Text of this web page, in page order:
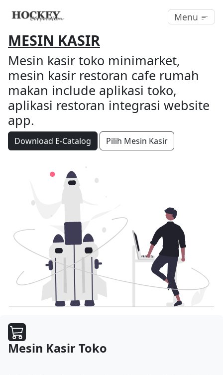
Menu
MESIN KASIR
Mesin kasir toko minimarket,
mesin kasir restoran cafe rumah
makan include aplikasi toko,
aplikasi restoran integrasi website
app.
Download E-Catalog Pilih Mesin Kasir
Mesin Kasir Toko